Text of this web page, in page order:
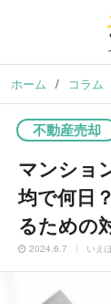
ホーム / コラム
不動産売却
マンショ
均で何日
るための
2024.6.7 いえ